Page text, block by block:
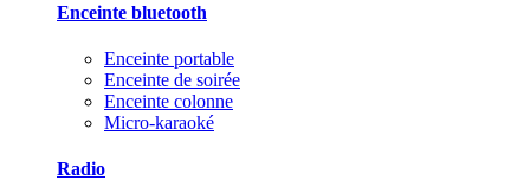
Enceinte bluetooth
Enceinte portable
Enceinte de soirée
Enceinte colonne
Micro-karaoké
Radio